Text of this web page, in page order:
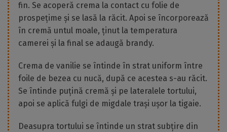
fin. Se acoperă crema la contact cu folie de
prospețime și se lasă la răcit. Apoi se încorporează
în cremă untul moale, ținut la temperatura
camerei și la final se adaugă brandy.
Crema de vanilie se întinde în strat uniform între
foile de bezea cu nucă, după ce acestea s-au răcit.
Se întinde puțină cremă și pe lateralele tortului,
apoi se aplică fulgi de migdale trași ușor la tigaie.
Deasupra tortului se întinde un strat subțire din